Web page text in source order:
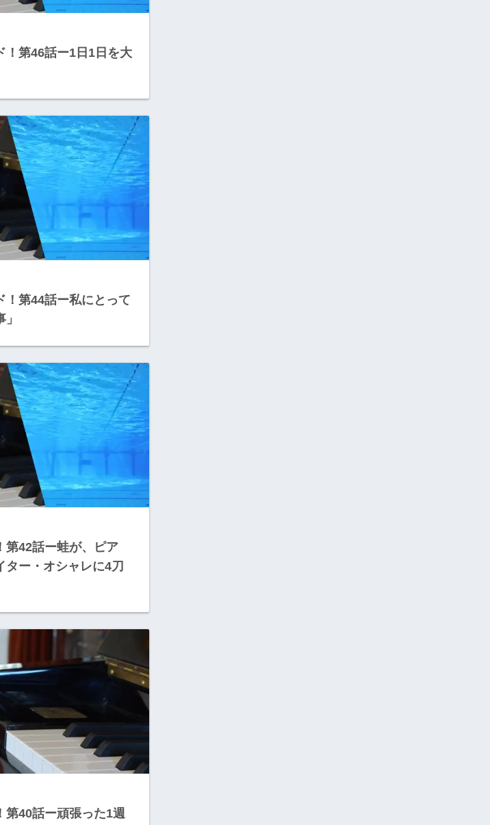
！第46話ー1日1日を大
！第44話ー私にとって
第42話ー蛙が、ピア
ター・オシャレに4刀
第40話ー頑張った1週